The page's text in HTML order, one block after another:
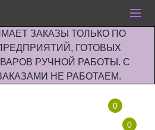
ЗАКАЗЫ ТОЛЬКО ПО
ГОТОВЫХ
РУЧНОЙ РАБОТЫ. С
НЕ РАБОТАЕМ.
0
0